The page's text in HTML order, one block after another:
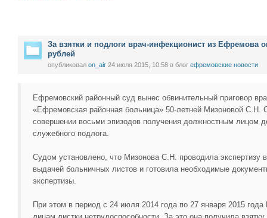
За взятки и подлоги врач-инфекционист из Ефремова
рублей
опубликовал on_air 24 июля 2015, 10:58 в блог ефремовские новости
Ефремовский районный суд вынес обвинительный приговор
«Ефремовская районная больница» 50-летней Мизоновой С.Н.
совершении восьми эпизодов получения должностным лицом
служебного подлога.
Судом установлено, что Мизонова С.Н. проводила экспертизу
выдачей больничных листов и готовила необходимые
экспертизы.
При этом в период с 24 июля 2014 года по 27 января 2015